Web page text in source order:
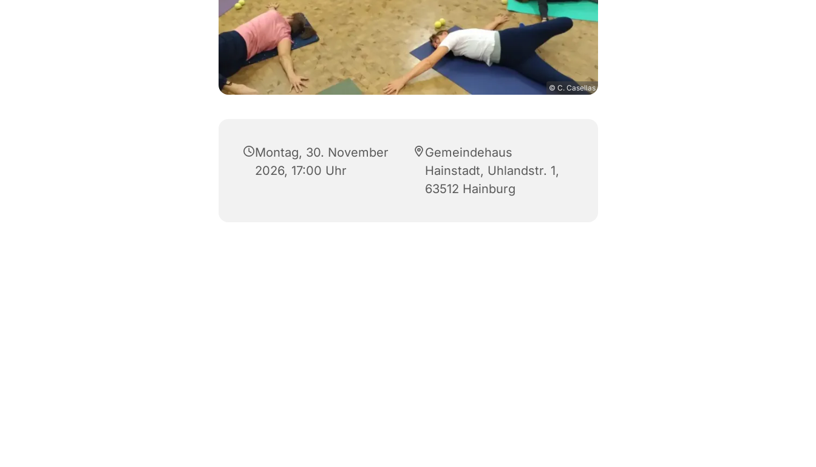
© C. Casellas
Montag, 30. November
2026, 17:00 Uhr
Gemeindehaus
Hainstadt, Uhlandstr. 1,
63512 Hainburg